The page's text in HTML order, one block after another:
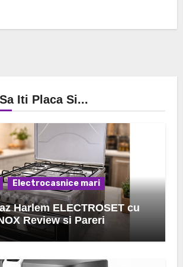
Iti Placa Si...
Electrocasnice mari
Harlem ELECTROSET cu
Review si Pareri